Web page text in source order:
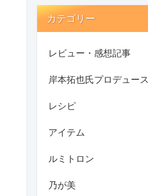
カテゴリー
レビュー・感想記事
岸本拓也氏プロデュース
レシピ
アイテム
ルミトロン
乃が美